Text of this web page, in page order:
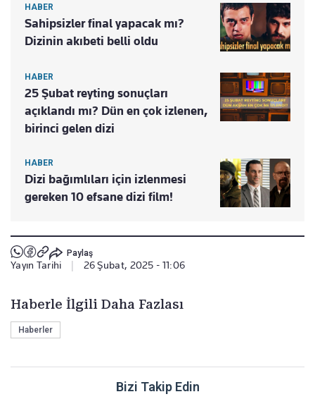
HABER
Sahipsizler final yapacak mı?
Dizinin akıbeti belli oldu
HABER
25 Şubat reyting sonuçları
açıklandı mı? Dün en çok izlenen,
birinci gelen dizi
HABER
Dizi bağımlıları için izlenmesi
gereken 10 efsane dizi film!
Paylaş
Yayın Tarihi 26 Şubat, 2025 - 11:06
Haberle İlgili Daha Fazlası
Haberler
Bizi Takip Edin